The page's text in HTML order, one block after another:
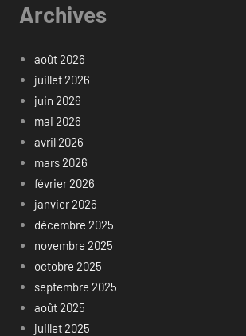
Archives
août 2026
juillet 2026
juin 2026
mai 2026
avril 2026
mars 2026
février 2026
janvier 2026
décembre 2025
novembre 2025
octobre 2025
septembre 2025
août 2025
juillet 2025